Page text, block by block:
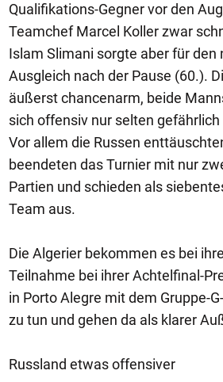
Qualifikations-Gegner vor den
Teamchef Marcel Koller zwar
Islam Slimani sorgte aber für den
Ausgleich nach der Pause (60.).
äußerst chancenarm, beide
sich offensiv nur selten
Vor allem die Russen
beendeten das Turnier mit nur
Partien und schieden als
Team aus.
Die Algerier bekommen es bei
Teilnahme bei ihrer Achtelfinal-
in Porto Alegre mit dem Gruppe-
zu tun und gehen da als klarer
Russland etwas offensiver